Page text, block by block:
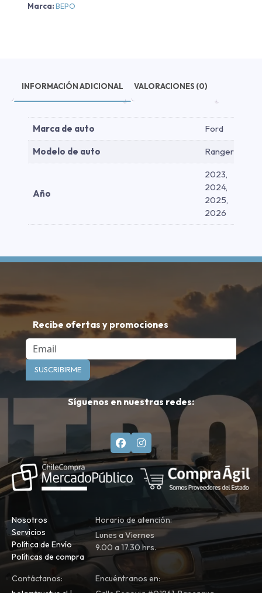
2026
Marca:BEPO
INFORMACIÓN ADICIONAL VALORACIONES (0)
Marca de auto Ford
Modelo de auto Ranger
Año
2023,
2024,
2025,
2026
Recibe ofertas y promociones
Email
SUSCRIBIRME
Síguenos en nuestras redes:
Nosotros
Servicios
Política de Envío
Políticas de compra
Horario de atención:
Lunes a Viernes
9.00 a 17.30 hrs.
Contáctanos:
Encuéntranos en: